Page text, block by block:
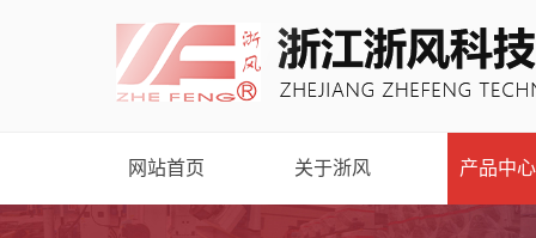
网站首页 关于浙风 产品中心